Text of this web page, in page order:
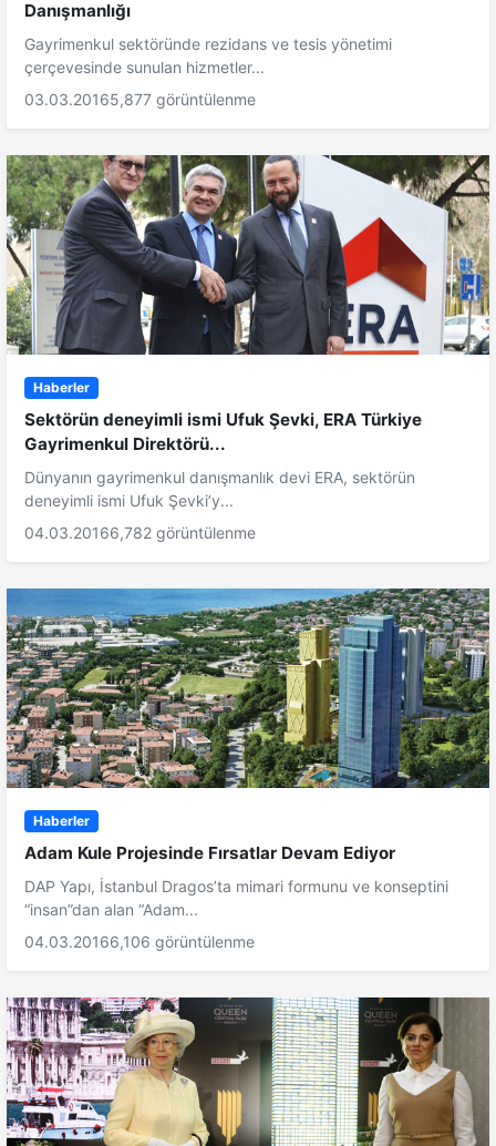
Danışmanlığı
Gayrimenkul sektöründe rezidans ve tesis yönetimi
çerçevesinde sunulan hizmetler...
03.03.20165,877 görüntülenme
Haberler
Sektörün deneyimli ismi Ufuk Şevki, ERA Türkiye
Gayrimenkul Direktörü...
Dünyanın gayrimenkul danışmanlık devi ERA, sektörün
deneyimli ismi Ufuk Şevki’y...
04.03.20166,782 görüntülenme
Haberler
Adam Kule Projesinde Fırsatlar Devam Ediyor
DAP Yapı, İstanbul Dragos’ta mimari formunu ve konseptini
“insan”dan alan “Adam...
04.03.20166,106 görüntülenme